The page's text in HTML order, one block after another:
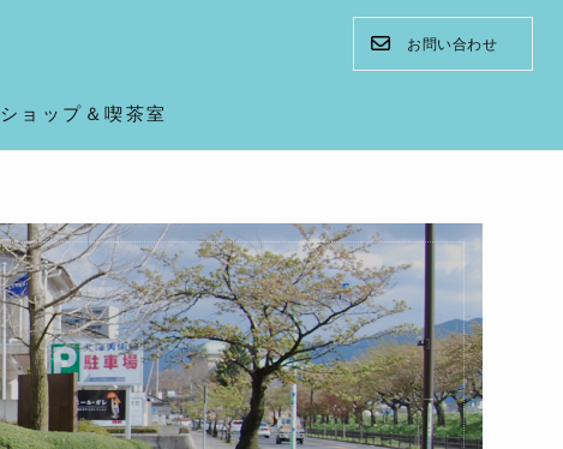
ショップ＆喫茶室
お問い合わせ